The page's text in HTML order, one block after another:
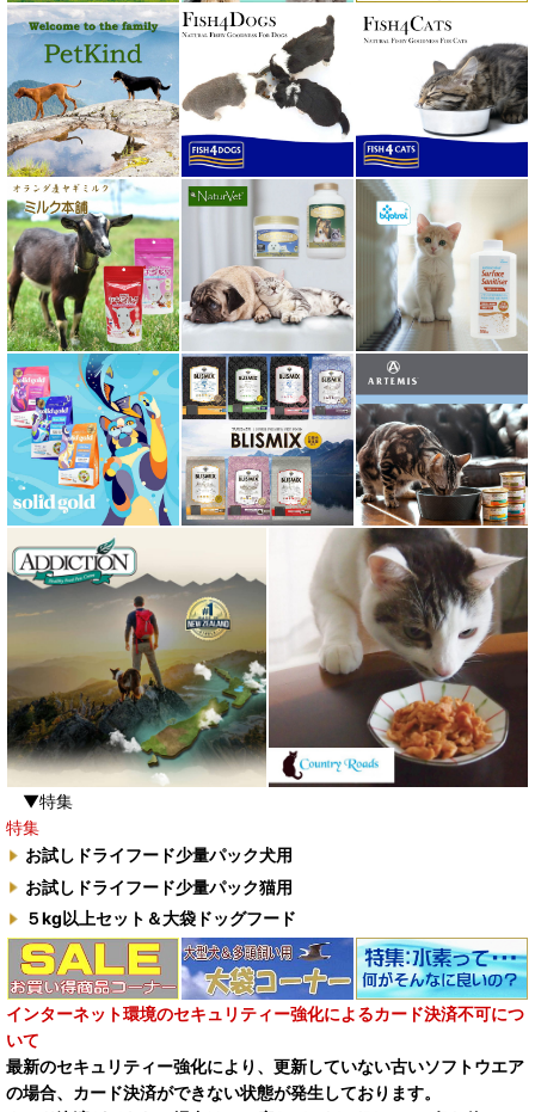
▼特集
特集
お試しドライフード少量パック犬用
お試しドライフード少量パック猫用
５kg以上セット＆大袋ドッグフード
インターネット環境のセキュリティー強化によるカード決済不可につ
いて
最新のセキュリティー強化により、更新していない古いソフトウエア
の場合、カード決済ができない状態が発生しております。